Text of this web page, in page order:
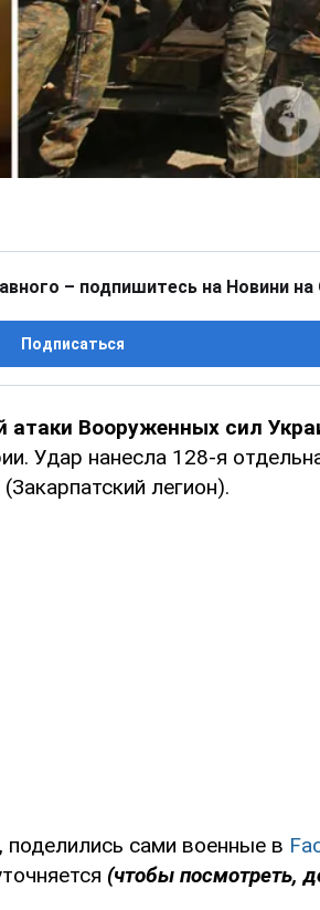
– подпишитесь на Новини на
Подписаться
атаки Вооруженных сил
Удар нанесла 128-я
легион).
сами военные в
(чтобы посмотреть,